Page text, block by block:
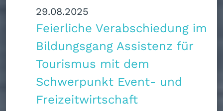
29.08.2025
Feierliche Verabschiedung im
Bildungsgang Assistenz für
Tourismus mit dem
Schwerpunkt Event- und
Freizeitwirtschaft